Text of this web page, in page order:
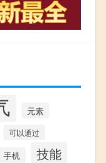
元素
可以通过
手机 技能